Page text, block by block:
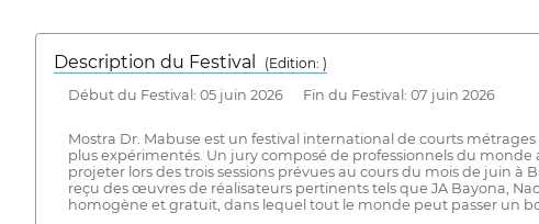
Description du Festival
( Edition: )
Début du Festival: 05 juin 2026 Fin du Festival: 07 juin 2026
Mostra Dr. Mabuse est un festival international de courts
plus expérimentés. Un jury composé de professionnels du
projeter lors des trois sessions prévues au cours du mois de juin
reçu des œuvres de réalisateurs pertinents tels que JA Bayona,
homogène et gratuit, dans lequel tout le monde peut passer un